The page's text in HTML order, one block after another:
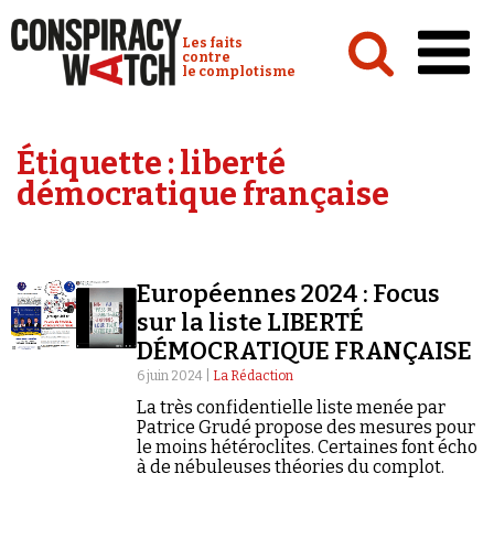
Conspiracy Watch :
Les faits
contre
le complotisme
Analyses
Émissions
Revues de presse
Étiquette :liberté
démocratique française
Européennes 2024 : Focus
sur la liste LIBERTÉ
DÉMOCRATIQUE FRANÇAISE
6 juin 2024 | La Rédaction
La très confidentielle liste menée par
Patrice Grudé propose des mesures pour
le moins hétéroclites. Certaines font écho
à de nébuleuses théories du complot.